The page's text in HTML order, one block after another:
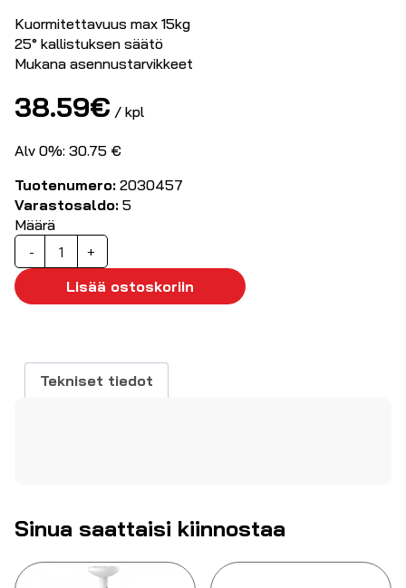
Kuormitettavuus max 15kg
25° kallistuksen säätö
Mukana asennustarvikkeet
38.59€ / kpl
Alv 0%: 30.75 €
Tuotenumero: 2030457
Varastosaldo: 5
Määrä
-
Videotykin
kattoteline,
musta
määrä
+
Lisää ostoskoriin
Tekniset tiedot
Sinua saattaisi kiinnostaa